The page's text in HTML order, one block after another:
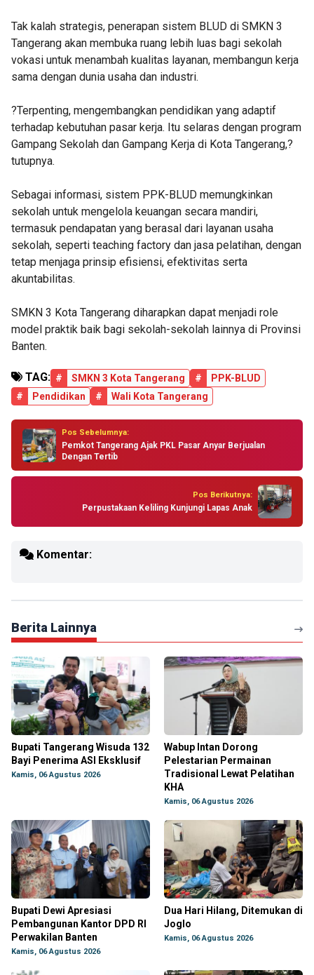
Tak kalah strategis, penerapan sistem BLUD di SMKN 3
Tangerang akan membuka ruang lebih luas bagi sekolah
vokasi untuk menambah kualitas layanan, membangun kerja
sama dengan dunia usaha dan industri.
?Terpenting, mengembangkan pendidikan yang adaptif
terhadap kebutuhan pasar kerja. Itu selaras dengan program
Gampang Sekolah dan Gampang Kerja di Kota Tangerang,?
tutupnya.
Sebagai informasi, sistem PPK-BLUD memungkinkan
sekolah untuk mengelola keuangan secara mandiri,
termasuk pendapatan yang berasal dari layanan usaha
sekolah, seperti teaching factory dan jasa pelatihan, dengan
tetap menjaga prinsip efisiensi, efektivitas serta
akuntabilitas.
SMKN 3 Kota Tangerang diharapkan dapat menjadi role
model praktik baik bagi sekolah-sekolah lainnya di Provinsi
Banten.
TAG: # SMKN 3 Kota Tangerang #
PPK-BLUD
#
Pendidikan # Wali Kota Tangerang
Pos Sebelumnya:
Pemkot Tangerang Ajak PKL Pasar Anyar Berjualan
Dengan Tertib
Pos Berikutnya:
Perpustakaan Keliling Kunjungi Lapas Anak
Komentar:
Berita Lainnya
Bupati Tangerang Wisuda 132
Bayi Penerima ASI Eksklusif
Kamis, 06 Agustus 2026
Wabup Intan Dorong
Pelestarian Permainan
Tradisional Lewat Pelatihan
KHA
Kamis, 06 Agustus 2026
Bupati Dewi Apresiasi
Pembangunan Kantor DPD RI
Perwakilan Banten
Kamis, 06 Agustus 2026
Dua Hari Hilang, Ditemukan di
Joglo
Kamis, 06 Agustus 2026